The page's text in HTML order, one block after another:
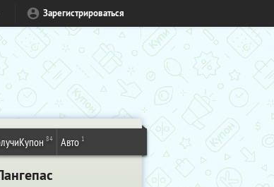
Зарегистрироваться
84 Авто 1